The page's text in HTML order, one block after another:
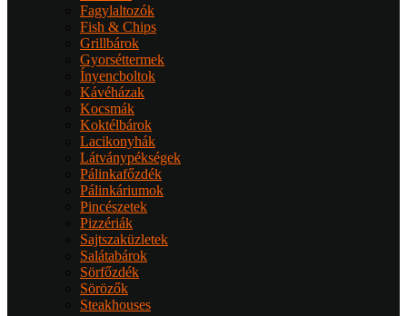
Fagylaltozók
Fish & Chips
Grillbárok
Gyorséttermek
Ínyencboltok
Kávéházak
Kocsmák
Koktélbárok
Lacikonyhák
Látványpékségek
Pálinkafőzdék
Pálinkáriumok
Pincészetek
Pizzériák
Sajtszaküzletek
Salátabárok
Sörfőzdék
Sörözők
Steakhouses